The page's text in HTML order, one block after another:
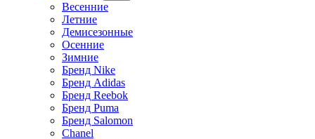
Весенние
Летние
Демисезонные
Осенние
Зимние
Бренд Nike
Бренд Adidas
Бренд Reebok
Бренд Puma
Бренд Salomon
Chanel